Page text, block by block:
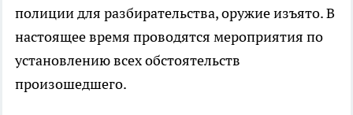
полиции для разбирательства, оружие изъято. В
настоящее время проводятся мероприятия по
установлению всех обстоятельств
произошедшего.